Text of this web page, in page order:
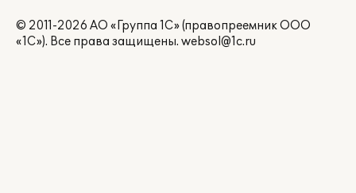
© 2011-2026 АО «Группа 1С» (правопреемник ООО
«1С»). Все права защищены. websol@1c.ru